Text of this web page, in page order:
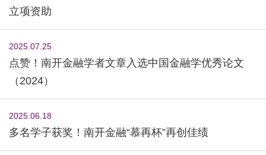
立项资助
2025.07.25
点赞！南开金融学者文章入选中国金融学优秀论文
（2024）
2025.06.18
多名学子获奖！南开金融“慕再杯”再创佳绩